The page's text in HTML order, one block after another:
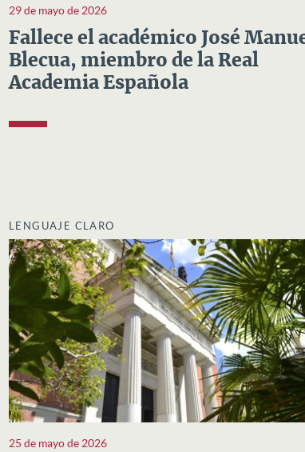
29 de mayo de 2026
Fallece el académico José
Blecua, miembro de la Real
Academia Española
LENGUAJE CLARO
25 de mayo de 2026